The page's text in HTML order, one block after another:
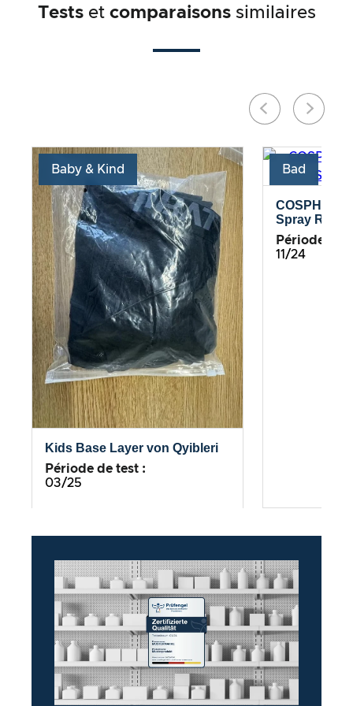
Tests et comparaisonssimilaires
Baby & Kind
Kids Base Layer von Qyibleri
Période de test :
03/25
Bad
COSPHERA
Spray
Période de
11/24